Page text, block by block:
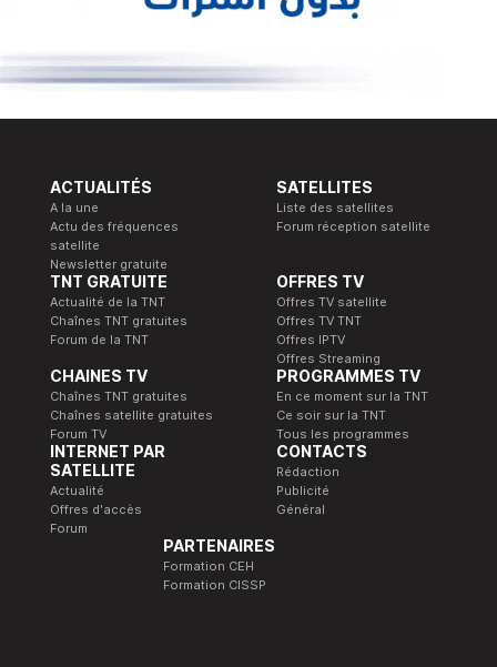
ACTUALITÉS
A la une
Actu des fréquences
satellite
Newsletter gratuite
SATELLITES
Liste des satellites
Forum réception satellite
TNT GRATUITE
Actualité de la TNT
Chaînes TNT gratuites
Forum de la TNT
OFFRES TV
Offres TV satellite
Offres TV TNT
Offres IPTV
Offres Streaming
CHAINES TV
Chaînes TNT gratuites
Chaînes satellite gratuites
Forum TV
PROGRAMMES TV
En ce moment sur la TNT
Ce soir sur la TNT
Tous les programmes
INTERNET PAR
SATELLITE
Actualité
Offres d'accès
Forum
CONTACTS
Rédaction
Publicité
Général
PARTENAIRES
Formation CEH
Formation CISSP